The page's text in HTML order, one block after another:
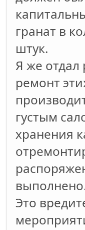
гранат в
штук.
Я же отдал
ремонт
густым
хранения
Это